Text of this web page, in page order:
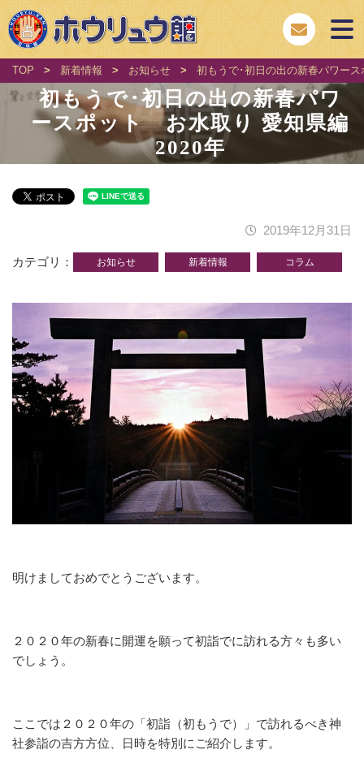
TOP > 新着情報 > お知らせ > 初もうで･初日の出の新春パワー
初もうで･初日の出の新春パワ
ースポット お水取り 愛知県編
2020年
2019年12月31日
カテゴリ お知らせ 新着情報 コラム
明けましておめでとうございます。
２０２０年の新春に開運を願って初詣でに訪れる方々も多い
でしょう。
ここでは２０２０年の「初詣（初もうで）」で訪れるべき神
社参詣の吉方方位、日時を特別にご紹介します。